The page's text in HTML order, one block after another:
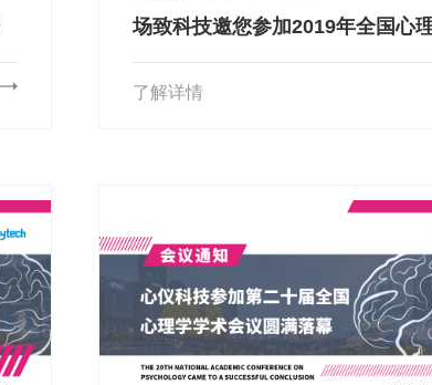
场致科技邀您参加2019年全国心
革研讨会
了解详情